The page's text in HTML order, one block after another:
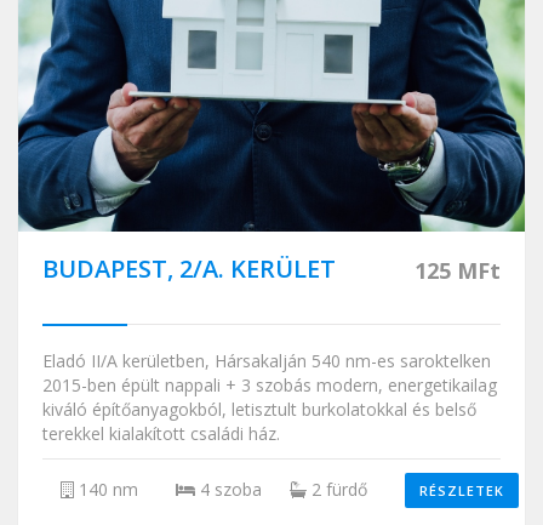
BUDAPEST, 2/A. KERÜLET 125 MFt
Eladó II/A kerületben, Hársakalján 540 nm-es saroktelken
2015-ben épült nappali + 3 szobás modern, energetikailag
kiváló építőanyagokból, letisztult burkolatokkal és belső
terekkel kialakított családi ház.
140 nm 4 szoba 2 fürdő RÉSZLETEK